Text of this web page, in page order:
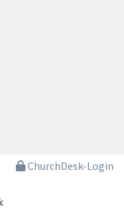
ChurchDesk-Login